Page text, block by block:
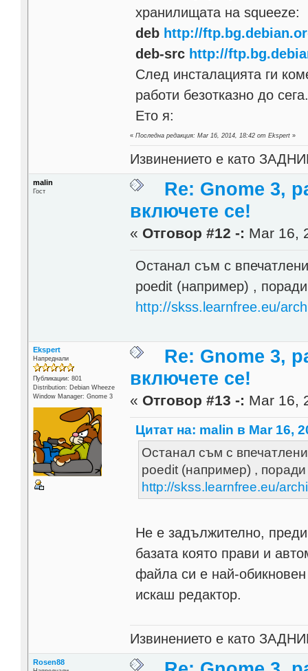
хранилищaта на squeeze:
deb http://
deb-src http://
След инсталацията ги
работи безотказно до
Ето я:
«Последна редакция: Mar 16, 2014, 18:42 от Ekspert »
Извинението е като
malin
Гост
Re: Gnome 3,
включете се!
« Отговор #12 -: Mar 16,
Останал съм с
poedit (например) ,
http://skss.learnfree.eu/
Ekspert
Напреднали
Публикации: 801
Distribution: Debian Wheeze
Window Manager: Gnome 3
Re: Gnome 3,
включете се!
« Отговор #13 -: Mar 16,
Цитат на: malin в Mar 16,
Останал съм с
poedit (например) ,
http://skss.learnfree.eu/
Не е задължително,
базата която прави и
файла си е най-
искаш редактор.
Извинението е като
Rosen88